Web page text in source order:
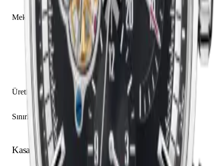
Zenith caliber El Primero 4061
Mekanizma Açıklaması
Dakika
Küçük Saniye
Kronograf
Kolon Çarkı
Üretim Yılı
2017 - 2021
Sınırlı Üretim
Hayır
Kasa